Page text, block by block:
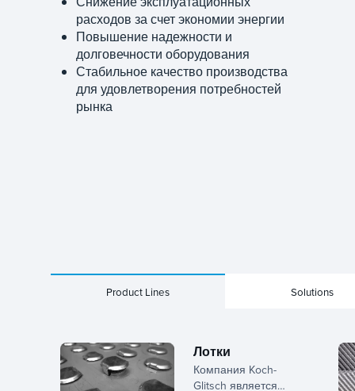
расходов за счет экономии энергии
Повышение надежности и
долговечности оборудования
Стабильное качество производства
для удовлетворения потребностей
рынка
Product Lines Solutions
Лотки
Компания Koch-
Glitsch является